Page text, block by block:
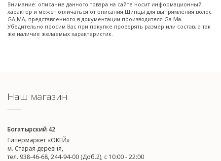
Внимание: описание данного товара на сайте носит информационный
характер и может отличаться от описания Щипцы для выпрямления волос
GA MA, представленного в документации производителя Ga Ma.
Убедительно просим Вас при покупке проверять размер или состав, а так
же наличие желаемых характеристик.
Наш магазин
Богатырский 42
Гипермаркет «ОКЕЙ»
м. Старая деревня,
тел. 938-46-68, 244-94-00 (Доб.2), c 10:00 - 22:00